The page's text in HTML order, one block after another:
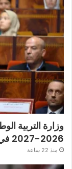
وزارة التربية
2026-2027 في موعده الرسمي
منذ 22 ساعة